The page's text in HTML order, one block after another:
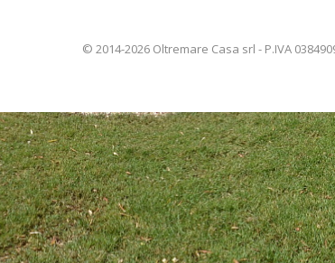
© 2014-2026 Oltremare Casa srl - P.IVA